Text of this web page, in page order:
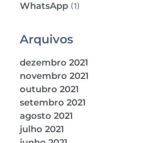
WhatsApp (1)
Arquivos
dezembro 2021
novembro 2021
outubro 2021
setembro 2021
agosto 2021
julho 2021